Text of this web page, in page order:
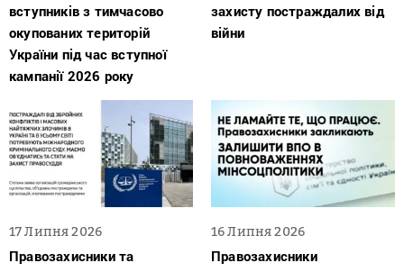
вступників з тимчасово
окупованих територій
України під час вступної
кампанії 2026 року
захисту постраждалих від
війни
17 Липня 2026
Правозахисники та
16 Липня 2026
Правозахисники